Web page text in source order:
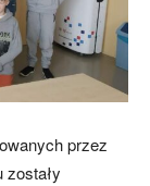
przez
zostały